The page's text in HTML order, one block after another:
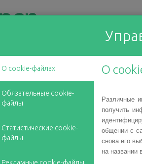
может
О cookie-файлах
Обязательные cookie-
файлы
Статистические cookie-
файлы
О
Различные
получить
общении с
снова его
на названии